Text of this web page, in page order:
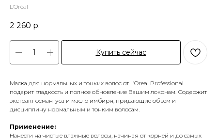
L’Oréal
2 260 р.
Купить сейчас
Маска для нормальных и тонких волос от L’Oreal Professional
подарит гладкость и полное обновление Вашим локонам. Содержит
экстракт османтуса и масло имбиря, придающие объем и
дисциплину нормальным и тонким волосам.
Применение:
Нанести на чистые влажные волосы, начиная от корней и до самых